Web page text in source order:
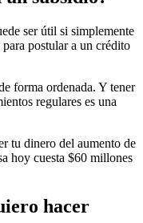
ser útil si simplemente
postular a un crédito
forma ordenada. Y tener
regulares es una
tu dinero del aumento de
hoy cuesta $60 millones
hacer